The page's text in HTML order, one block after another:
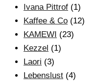
Ivana Pittrof (1)
Kaffee & Co (12)
KAMEWI (23)
Kezzel (1)
Laori (3)
Lebenslust (4)